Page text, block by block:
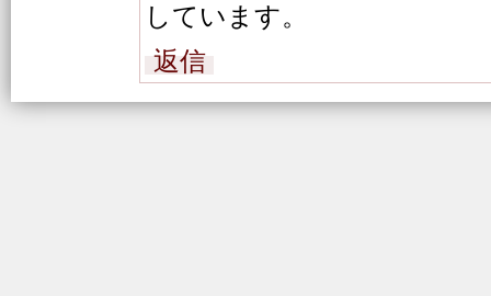
しています。
返信